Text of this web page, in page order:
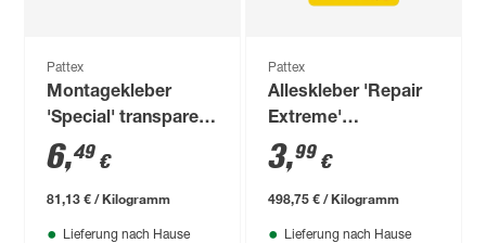
Pattex
Montagekleber
'Special' transparent
80 g
6,49 €
81,13 € / Kilogramm
Lieferung nach Hause
Pattex
Alleskleber 'Repair
Extreme'
transparent 8 g
3,99 €
498,75 € / Kilogramm
Lieferung nach Hause